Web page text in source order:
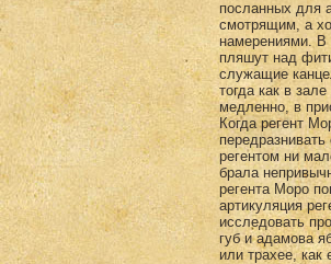
послан­ных для
смотрящим, а
намерениями. В
пляшут над
служащие
тогда как в
медленно, в
Когда регент
регентом ни
брала
регента Моро
артикуляция
исследовать
губ и адамова
или трахее, как